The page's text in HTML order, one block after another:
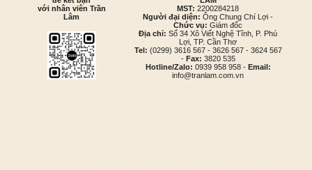
với nhân viên Trần
Lâm
MST: 2200284218
Người đại diện: Ông Chung Chí Lợi -
Chức vụ: Giám đốc
Địa chỉ: Số 34 Xô Viết Nghệ Tĩnh, P. Phú
Lợi, TP. Cần Thơ
Tel: (0299) 3616 567 - 3626 567 - 3624 567
- Fax: 3820 535
Hotline/Zalo: 0939 958 958 - Email:
info@tranlam.com.vn